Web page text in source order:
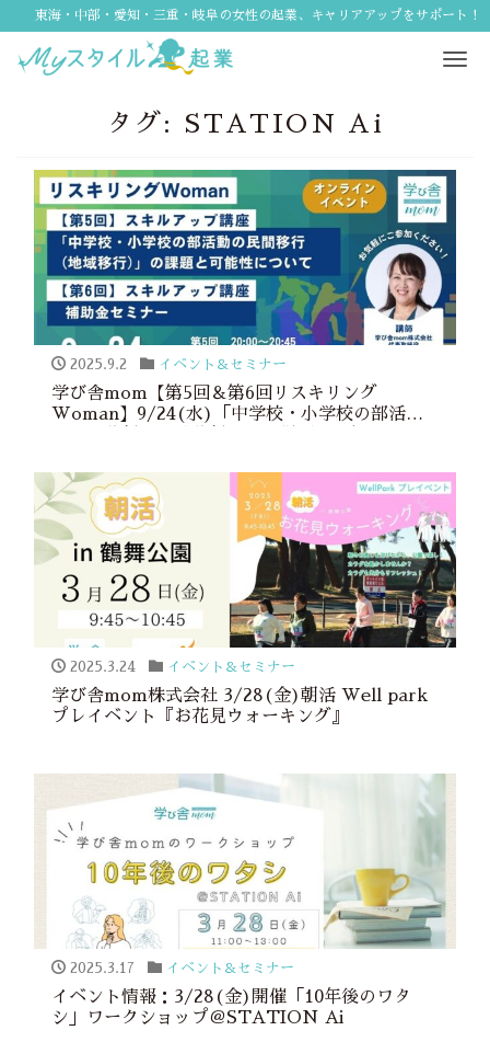
東海・中部・愛知・三重・岐阜の女性の起業、キャリアアップをサポート！
タグ: STATION Ai
2025.9.2 イベント＆セミナー
学び舎mom【第5回＆第6回リスキリング
Woman】9/24(水)「中学校・小学校の部活動
2025.3.24 イベント＆セミナー
学び舎mom株式会社 3/28(金)朝活 Well park
プレイベント『お花見ウォーキング』
2025.3.17 イベント＆セミナー
イベント情報：3/28(金)開催「10年後のワタ
シ」ワークショップ＠STATION Ai